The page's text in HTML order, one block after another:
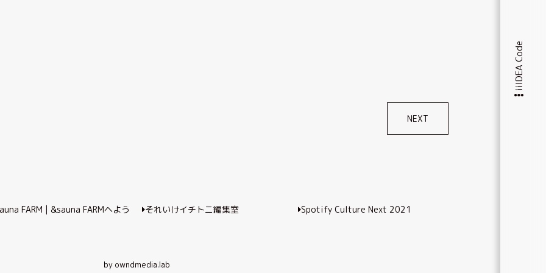
iiIDEA Code
NEXT
FARM | &sauna FARMヘよう
それいけイチトニ編集室 Spotify Culture Next 2021
by owndmedia.lab